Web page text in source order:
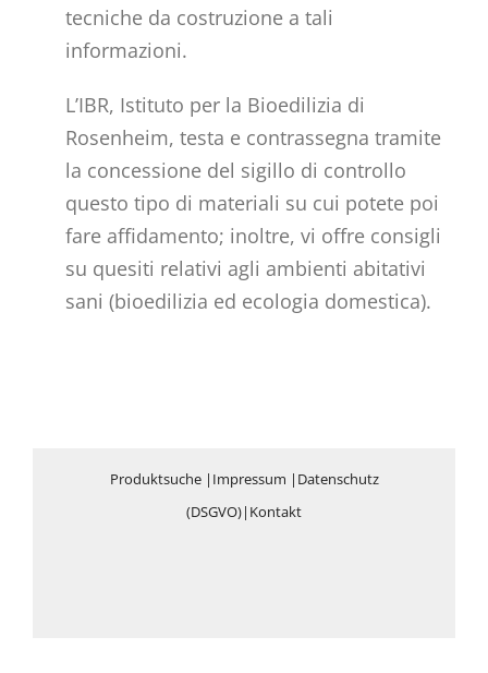
tecniche da costruzione a tali
informazioni.
L’IBR, Istituto per la Bioedilizia di
Rosenheim, testa e contrassegna tramite
la concessione del sigillo di controllo
questo tipo di materiali su cui potete poi
fare affidamento; inoltre, vi offre consigli
su quesiti relativi agli ambienti abitativi
sani (bioedilizia ed ecologia domestica).
Produktsuche| Impressum | Datenschutz
(DSGVO)| Kontakt